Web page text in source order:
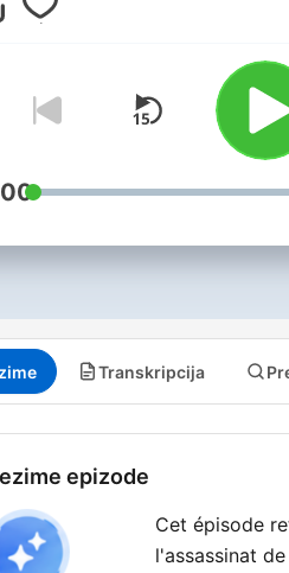
Transkripcija
epizode
Cet épisode
l'assassinat